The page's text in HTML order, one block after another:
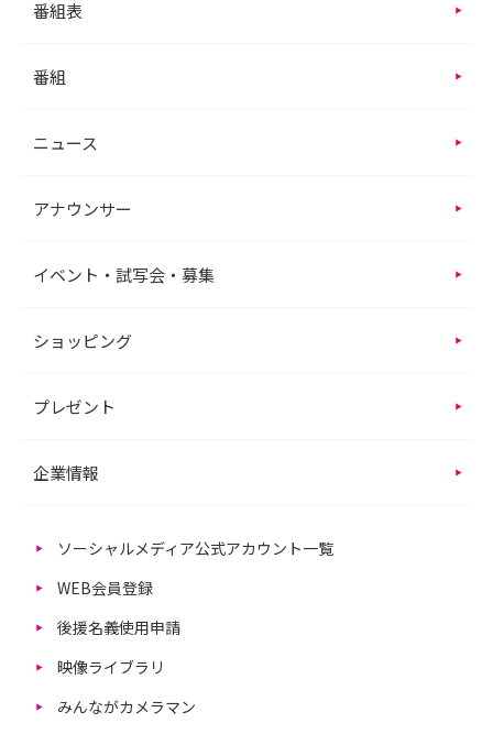
番組表
番組
ニュース
アナウンサー
イベント・試写会・募集
ショッピング
プレゼント
企業情報
ソーシャルメディア公式アカウント一覧
WEB会員登録
後援名義使用申請
映像ライブラリ
みんながカメラマン